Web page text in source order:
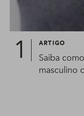
ARTIGO
Saiba
masculino